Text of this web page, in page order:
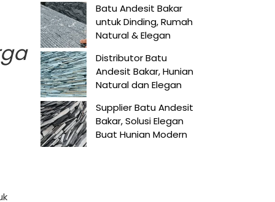
Batu Andesit Bakar
untuk Dinding, Rumah
Natural & Elegan
Distributor Batu
Andesit Bakar, Hunian
Natural dan Elegan
Supplier Batu Andesit
Bakar, Solusi Elegan
Buat Hunian Modern